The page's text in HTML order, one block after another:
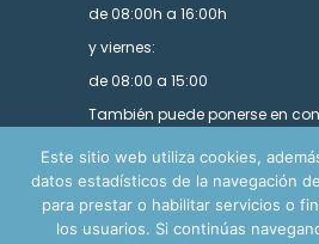
de 08:00h a 16:00h
y viernes:
de 08:00 a 15:00
También puede ponerse en
nosotros utilizando nuestro
Este sitio web utiliza cookies,
datos estadísticos de la navegación
para prestar o habilitar servicios o
los usuarios. Si continúas